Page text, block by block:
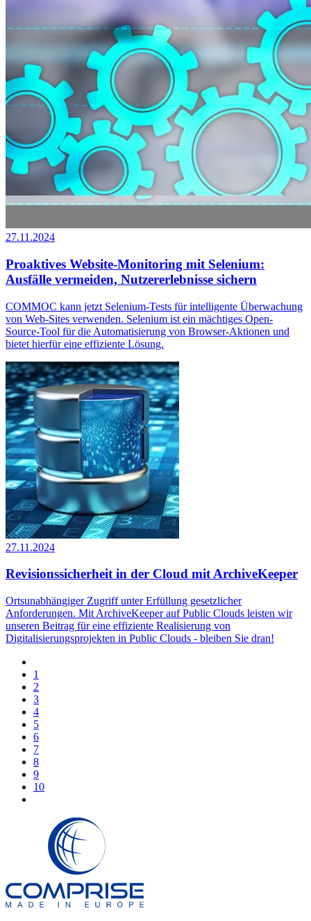
27.11.2024
Proaktives Website-Monitoring mit Selenium:
Ausfälle vermeiden, Nutzererlebnisse sichern
COMMOC kann jetzt Selenium-Tests für intelligente Überwachung
von Web-Sites verwenden. Selenium ist ein mächtiges Open-
Source-Tool für die Automatisierung von Browser-Aktionen und
bietet hierfür eine effiziente Lösung.
27.11.2024
Revisionssicherheit in der Cloud mit ArchiveKeeper
Ortsunabhängiger Zugriff unter Erfüllung gesetzlicher
Anforderungen. Mit ArchiveKeeper auf Public Clouds leisten wir
unseren Beitrag für eine effiziente Realisierung von
Digitalisierungsprojekten in Public Clouds - bleiben Sie dran!
1
2
3
4
5
6
7
8
9
10